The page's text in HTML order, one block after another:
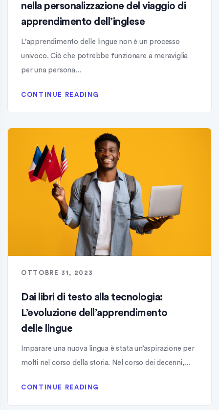
nella personalizzazione del viaggio di
apprendimento dell’inglese
L’apprendimento delle lingue non è un processo
univoco. Ciò che potrebbe funzionare a meraviglia
per una persona...
CONTINUE READING
OTTOBRE 31, 2023
Dai libri di testo alla tecnologia:
L’evoluzione dell’apprendimento
delle lingue
Imparare una nuova lingua è stata un’aspirazione per
molti nel corso della storia. Nel corso dei decenni,...
CONTINUE READING